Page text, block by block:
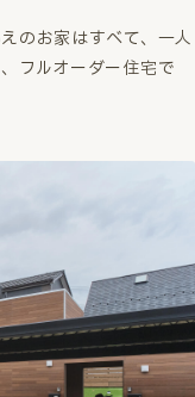
のお家はすべて、一人
フルオーダー住宅で